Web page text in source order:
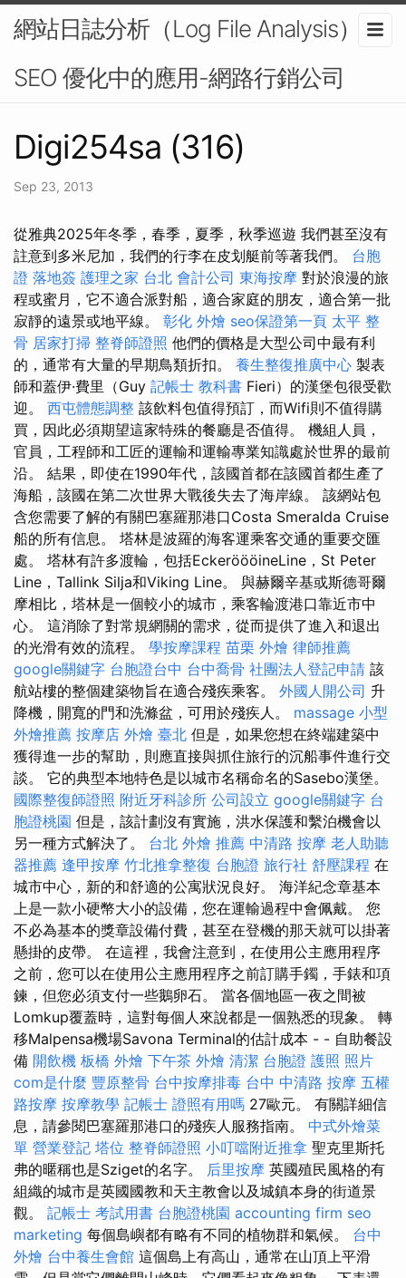
網站日誌分析（Log File Analysis）在
SEO 優化中的應用-網路行銷公司
Digi254sa (316)
Sep 23, 2013
從雅典2025年冬季，春季，夏季，秋季巡遊 我們甚至沒有
註意到多米尼加，我們的行李在皮划艇前等著我們。 台胞
證 落地簽 護理之家 台北 會計公司 東海按摩 對於浪漫的旅
程或蜜月，它不適合派對船，適合家庭的朋友，適合第一批
寂靜的遠景或地平線。 彰化 外燴 seo保證第一頁 太平 整
骨 居家打掃 整脊師證照 他們的價格是大型公司中最有利
的，通常有大量的早期鳥類折扣。 養生整復推廣中心 製表
師和蓋伊·費里（Guy 記帳士 教科書 Fieri）的漢堡包很受歡
迎。 西屯體態調整 該飲料包值得預訂，而Wifi則不值得購
買，因此必須期望這家特殊的餐廳是否值得。 機組人員，
官員，工程師和工匠的運輸和運輸專業知識處於世界的最前
沿。 結果，即使在1990年代，該國首都在該國首都生產了
海船，該國在第二次世界大戰後失去了海岸線。 該網站包
含您需要了解的有關巴塞羅那港口Costa Smeralda Cruise
船的所有信息。 塔林是波羅的海客運乘客交通的重要交匯
處。 塔林有許多渡輪，包括EckeröööineLine，St Peter
Line，Tallink Silja和Viking Line。 與赫爾辛基或斯德哥爾
摩相比，塔林是一個較小的城市，乘客輪渡港口靠近市中
心。 這消除了對常規網關的需求，從而提供了進入和退出
的光滑有效的流程。 學按摩課程 苗栗 外燴 律師推薦
google關鍵字 台胞證台中 台中喬骨 社團法人登記申請 該
航站樓的整個建築物旨在適合殘疾乘客。 外國人開公司 升
降機，開寬的門和洗滌盆，可用於殘疾人。 massage 小型
外燴推薦 按摩店 外燴 臺北 但是，如果您想在終端建築中
獲得進一步的幫助，則應直接與抓住旅行的沉船事件進行交
談。 它的典型本地特色是以城市名稱命名的Sasebo漢堡。
國際整復師證照 附近牙科診所 公司設立 google關鍵字 台
胞證桃園 但是，該計劃沒有實施，洪水保護和繫泊機會以
另一種方式解決了。 台北 外燴 推薦 中清路 按摩 老人助聽
器推薦 逢甲按摩 竹北推拿整復 台胞證 旅行社 舒壓課程 在
城市中心，新的和舒適的公寓狀況良好。 海洋紀念章基本
上是一款小硬幣大小的設備，您在運輸過程中會佩戴。 您
不必為基本的獎章設備付費，甚至在登機的那天就可以掛著
懸掛的皮帶。 在這裡，我會注意到，在使用公主應用程序
之前，您可以在使用公主應用程序之前訂購手鐲，手錶和項
鍊，但您必須支付一些鵝卵石。 當各個地區一夜之間被
Lomkup覆蓋時，這對每個人來說都是一個熟悉的現象。 轉
移Malpensa機場Savona Terminal的估計成本 - - 自助餐設
備 開飲機 板橋 外燴 下午茶 外燴 清潔 台胞證 護照 照片
com是什麼 豐原整骨 台中按摩排毒 台中 中清路 按摩 五權
路按摩 按摩教學 記帳士 證照有用嗎 27歐元。 有關詳細信
息，請參閱巴塞羅那港口的殘疾人服務指南。 中式外燴菜
單 營業登記 塔位 整脊師證照 小叮噹附近推拿 聖克里斯托
弗的暱稱也是Sziget的名字。 后里按摩 英國殖民風格的有
組織的城市是英國國教和天主教會以及城鎮本身的街道景
觀。 記帳士 考試用書 台胞證桃園 accounting firm seo
marketing 每個島嶼都有略有不同的植物群和氣候。 台中
外燴 台中養生會館 這個島上有高山，通常在山頂上平滑